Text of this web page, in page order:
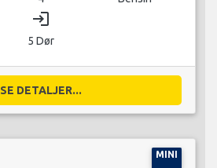
login
5 Dør
SE DETALJER...
MINI